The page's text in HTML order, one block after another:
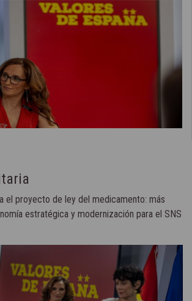
el proyecto de ley del medicamento: más
estratégica y modernización para el SNS